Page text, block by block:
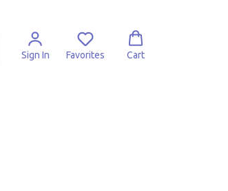
Sign In Favorites Cart